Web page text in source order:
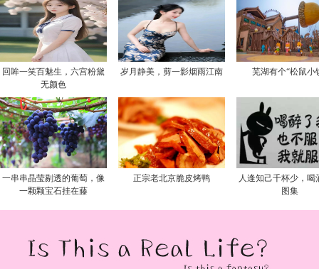
回眸一笑百魅生，六宫粉黛
无颜色
岁月静美，剪一影烟雨江南 芜湖有个“松鼠小
一串串晶莹剔透的葡萄，像
一颗颗宝石挂在藤
正宗老北京脆皮烤鸭
人逢知己千杯少，喝
图集